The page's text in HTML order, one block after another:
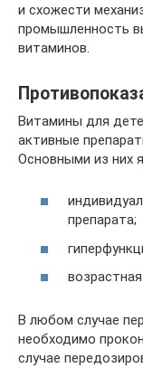
и схожести
промышленность
витаминов.
Витамины для
активные
Основными из них
препарата;
В любом случае
необходимо
случае